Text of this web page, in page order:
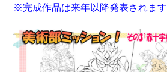
※完成作品は来年以降発表されます